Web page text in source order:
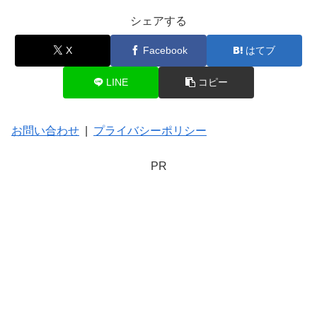
シェアする
X Facebook はてブ
LINE コピー
お問い合わせ プライバシーポリシー
PR